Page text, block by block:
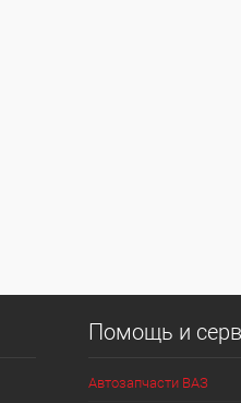
Помощь и
Автозапчасти ВАЗ